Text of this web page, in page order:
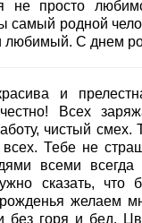
не просто
самый родной
любимый. С днем
и
Всех
чистый
Тебе не
всеми
сказать, что
желаем
без горя и бед.